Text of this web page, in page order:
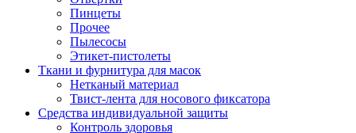
Пинцеты
Прочее
Пылесосы
Этикет-пистолеты
Ткани и фурнитура для масок
Нетканый материал
Твист-лента для носового фиксатора
Средства индивидуальной защиты
Контроль здоровья